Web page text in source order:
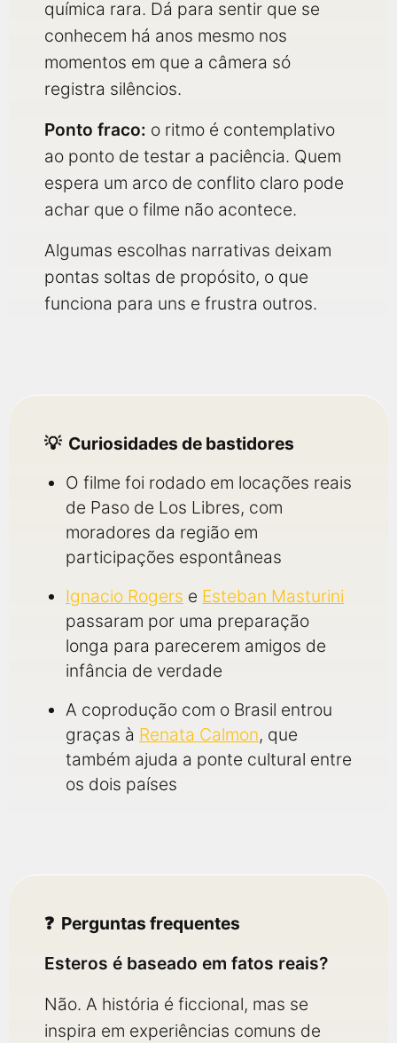
química rara. Dá para sentir que se
conhecem há anos mesmo nos
momentos em que a câmera só
registra silêncios.
Ponto fraco: o ritmo é contemplativo
ao ponto de testar a paciência. Quem
espera um arco de conflito claro pode
achar que o filme não acontece.
Algumas escolhas narrativas deixam
pontas soltas de propósito, o que
funciona para uns e frustra outros.
Curiosidades de bastidores
O filme foi rodado em locações reais
de Paso de Los Libres, com
moradores da região em
participações espontâneas
Ignacio Rogers e Esteban Masturini
passaram por uma preparação
longa para parecerem amigos de
infância de verdade
A coprodução com o Brasil entrou
graças à Renata Calmon, que
também ajuda a ponte cultural entre
os dois países
Perguntas frequentes
Esteros é baseado em fatos reais?
Não. A história é ficcional, mas se
inspira em experiências comuns de